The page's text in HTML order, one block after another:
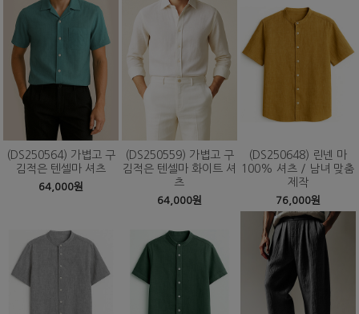
(DS250564) 가볍고 구
김적은 텐셀마 셔츠
64,000원
(DS250559) 가볍고 구
김적은 텐셀마 화이트 셔
츠
64,000원
(DS250648) 린넨 마
100% 셔츠 / 남녀 맞춤
제작
76,000원